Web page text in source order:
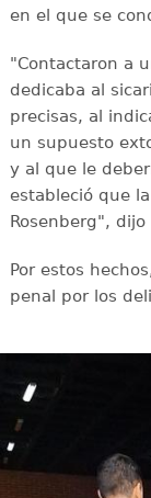
en el que se
"Contactaron a
dedicaba al
precisas, al
un supuesto
y al que le
estableció que
Rosenberg",
Por estos
penal por los